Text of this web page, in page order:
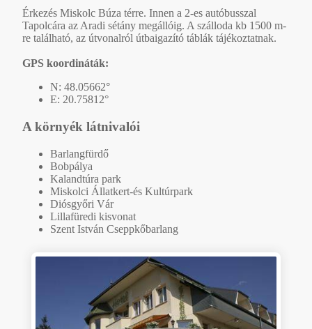
Érkezés Miskolc Búza térre. Innen a 2-es autóbusszal
Tapolcára az Aradi sétány megállóig. A szálloda kb 1500 m-
re található, az útvonalról útbaigazító táblák tájékoztatnak.
GPS koordináták:
N: 48.05662°
E: 20.75812°
A környék látnivalói
Barlangfürdő
Bobpálya
Kalandtúra park
Miskolci Állatkert-és Kultúrpark
Diósgyőri Vár
Lillafüredi kisvonat
Szent István Cseppkőbarlang